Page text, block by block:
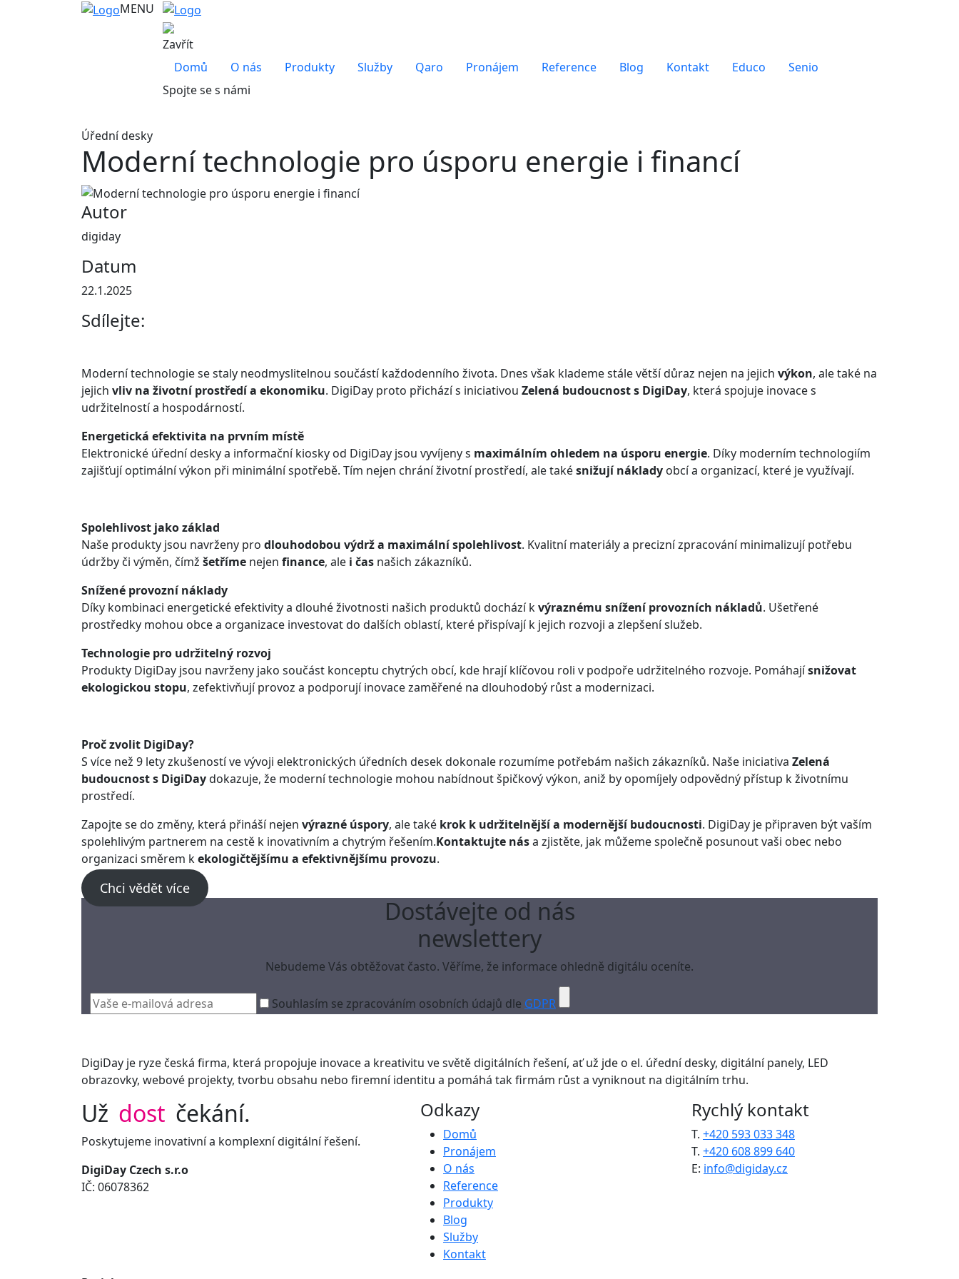
MENU
Zavřít
Domů
O nás Produkty Služby Qaro Pronájem Reference Blog Kontakt Educo
Senio
Spojte se s námi
Úřední desky
Moderní technologie pro úsporu energie i financí
Autor
digiday
Datum
22.1.2025
Sdílejte:
Moderní technologie se staly neodmyslitelnou součástí každodenního života. Dnes však klademe stále větší důraz nejen na jejich výkon, ale také na
jejich vliv na životní prostředí a ekonomiku. DigiDay proto přichází s iniciativou Zelená budoucnost s DigiDay, která spojuje inovace s
udržitelností a hospodárností.
Energetická efektivita na prvním místě
Elektronické úřední desky a informační kiosky od DigiDay jsou vyvíjeny s maximálním ohledem na úsporu energie. Díky moderním technologiím
zajišťují optimální výkon při minimální spotřebě. Tím nejen chrání životní prostředí, ale takésnižují náklady obcí a organizací, které je využívají.
Spolehlivost jako základ
Naše produkty jsou navrženy pro dlouhodobou výdrž a maximální spolehlivost. Kvalitní materiály a precizní zpracování minimalizují potřebu
údržby či výměn, čímž šetříme nejen finance, ale i čas našich zákazníků.
Snížené provozní náklady
Díky kombinaci energetické efektivity a dlouhé životnosti našich produktů dochází kvýraznému snížení provozních nákladů. Ušetřené
prostředky mohou obce a organizace investovat do dalších oblastí, které přispívají k jejich rozvoji a zlepšení služeb.
Technologie pro udržitelný rozvoj
Produkty DigiDay jsou navrženy jako součást konceptu chytrých obcí, kde hrají klíčovou roli v podpoře udržitelného rozvoje. Pomáhajísnižovat
ekologickou stopu, zefektivňují provoz a podporují inovace zaměřené na dlouhodobý růst a modernizaci.
Proč zvolit DigiDay?
S více než 9 lety zkušeností ve vývoji elektronických úředních desek dokonale rozumíme potřebám našich zákazníků. Naše iniciativa Zelená
budoucnost s DigiDaydokazuje, že moderní technologie mohou nabídnout špičkový výkon, aniž by opomíjely odpovědný přístup k životnímu
prostředí.
Zapojte se do změny, která přináší nejen výrazné úspory, ale také krok k udržitelnější a modernější budoucnosti. DigiDay je připraven být vaším
spolehlivým partnerem na cestě k inovativním a chytrým řešením.Kontaktujte nása zjistěte, jak můžeme společně posunout vaši obec nebo
organizaci směrem kekologičtějšímu a efektivnějšímu provozu.
Chci vědět více
Dostávejte od nás
newslettery
Nebudeme Vás obtěžovat často. Věříme, že informace ohledně digitálu oceníte.
Souhlasím se zpracováním osobních údajů dle GDPR
DigiDay je ryze česká firma, která propojuje inovace a kreativitu ve světě digitálních řešení, ať už jde o el. úřední desky, digitální panely, LED
obrazovky, webové projekty, tvorbu obsahu nebo firemní identitu a pomáhá tak firmám růst a vyniknout na digitálním trhu.
Už dost čekání.
Poskytujeme inovativní a komplexní digitální řešení.
DigiDay Czech s.r.o
IČ: 06078362
Odkazy
Domů
Pronájem
O nás
Reference
Produkty
Blog
Služby
Kontakt
Rychlý kontakt
T. +420 593 033 348
T. +420 608 899 640
E: info@digiday.cz